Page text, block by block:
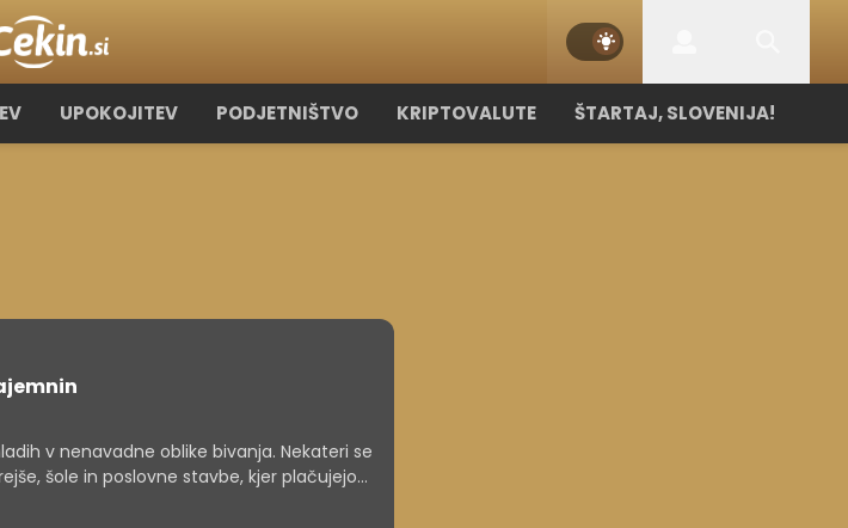
UPOKOJITEV PODJETNIŠTVO KRIPTOVALUTE ŠTARTAJ, SLOVENIJA!
v nenavadne oblike bivanja. Nekateri se
šole in poslovne stavbe, kjer plačujejo